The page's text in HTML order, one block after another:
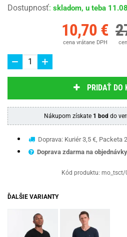
Dostupnosť: skladom, u teba
10,70 €
cena vrátane DPH
PRIDAŤ DO
Nákupom získate 1 bod do
Doprava: Kuriér 3,5 €, Packeta
Doprava zdarma na
Kód produktu: mo_tsct/
ĎALŠIE VARIANTY